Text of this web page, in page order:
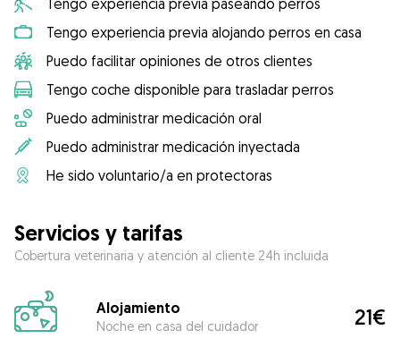
Tengo experiencia previa paseando perros
Tengo experiencia previa alojando perros en casa
Puedo facilitar opiniones de otros clientes
Tengo coche disponible para trasladar perros
Puedo administrar medicación oral
Puedo administrar medicación inyectada
He sido voluntario/a en protectoras
Servicios y tarifas
Cobertura veterinaria y atención al cliente 24h incluida
Alojamiento
Noche en casa del cuidador 21€